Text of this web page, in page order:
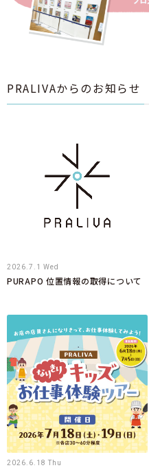
PRALIVAからのお知らせ
2026.7.1 Wed
PURAPO 位置情報の取得について
2026.6.18 Thu